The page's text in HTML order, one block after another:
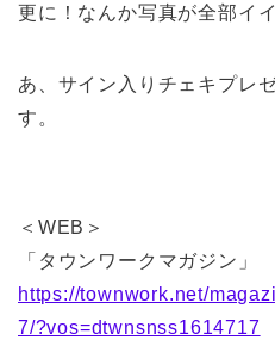
更に！なんか写真が全部イイ
あ、サイン入りチェキプレ
す。
＜WEB＞
「タウンワークマガジン」
https://townwork.net/
7/?vos=dtwnsnss1614717